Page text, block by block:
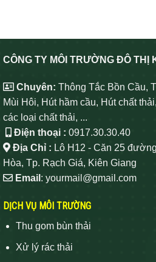
CÔNG TY MÔI TRƯỜNG ĐÔ THỊ
Chuyên: Thông Tắc Bồn Cầu,
Mùi Hôi, Hút hầm cầu, Hút chất
các loại chất thải, ...
Điện thoại : 0917.30.30.40
Địa Chỉ : Lô H12 - Căn 25
Hòa, Tp. Rạch Giá, Kiên Giang
Email : yourmail@gmail.com
DỊCH VỤ MÔI TRƯỜNG
Thu gom bùn thải
Xử lý rác thải